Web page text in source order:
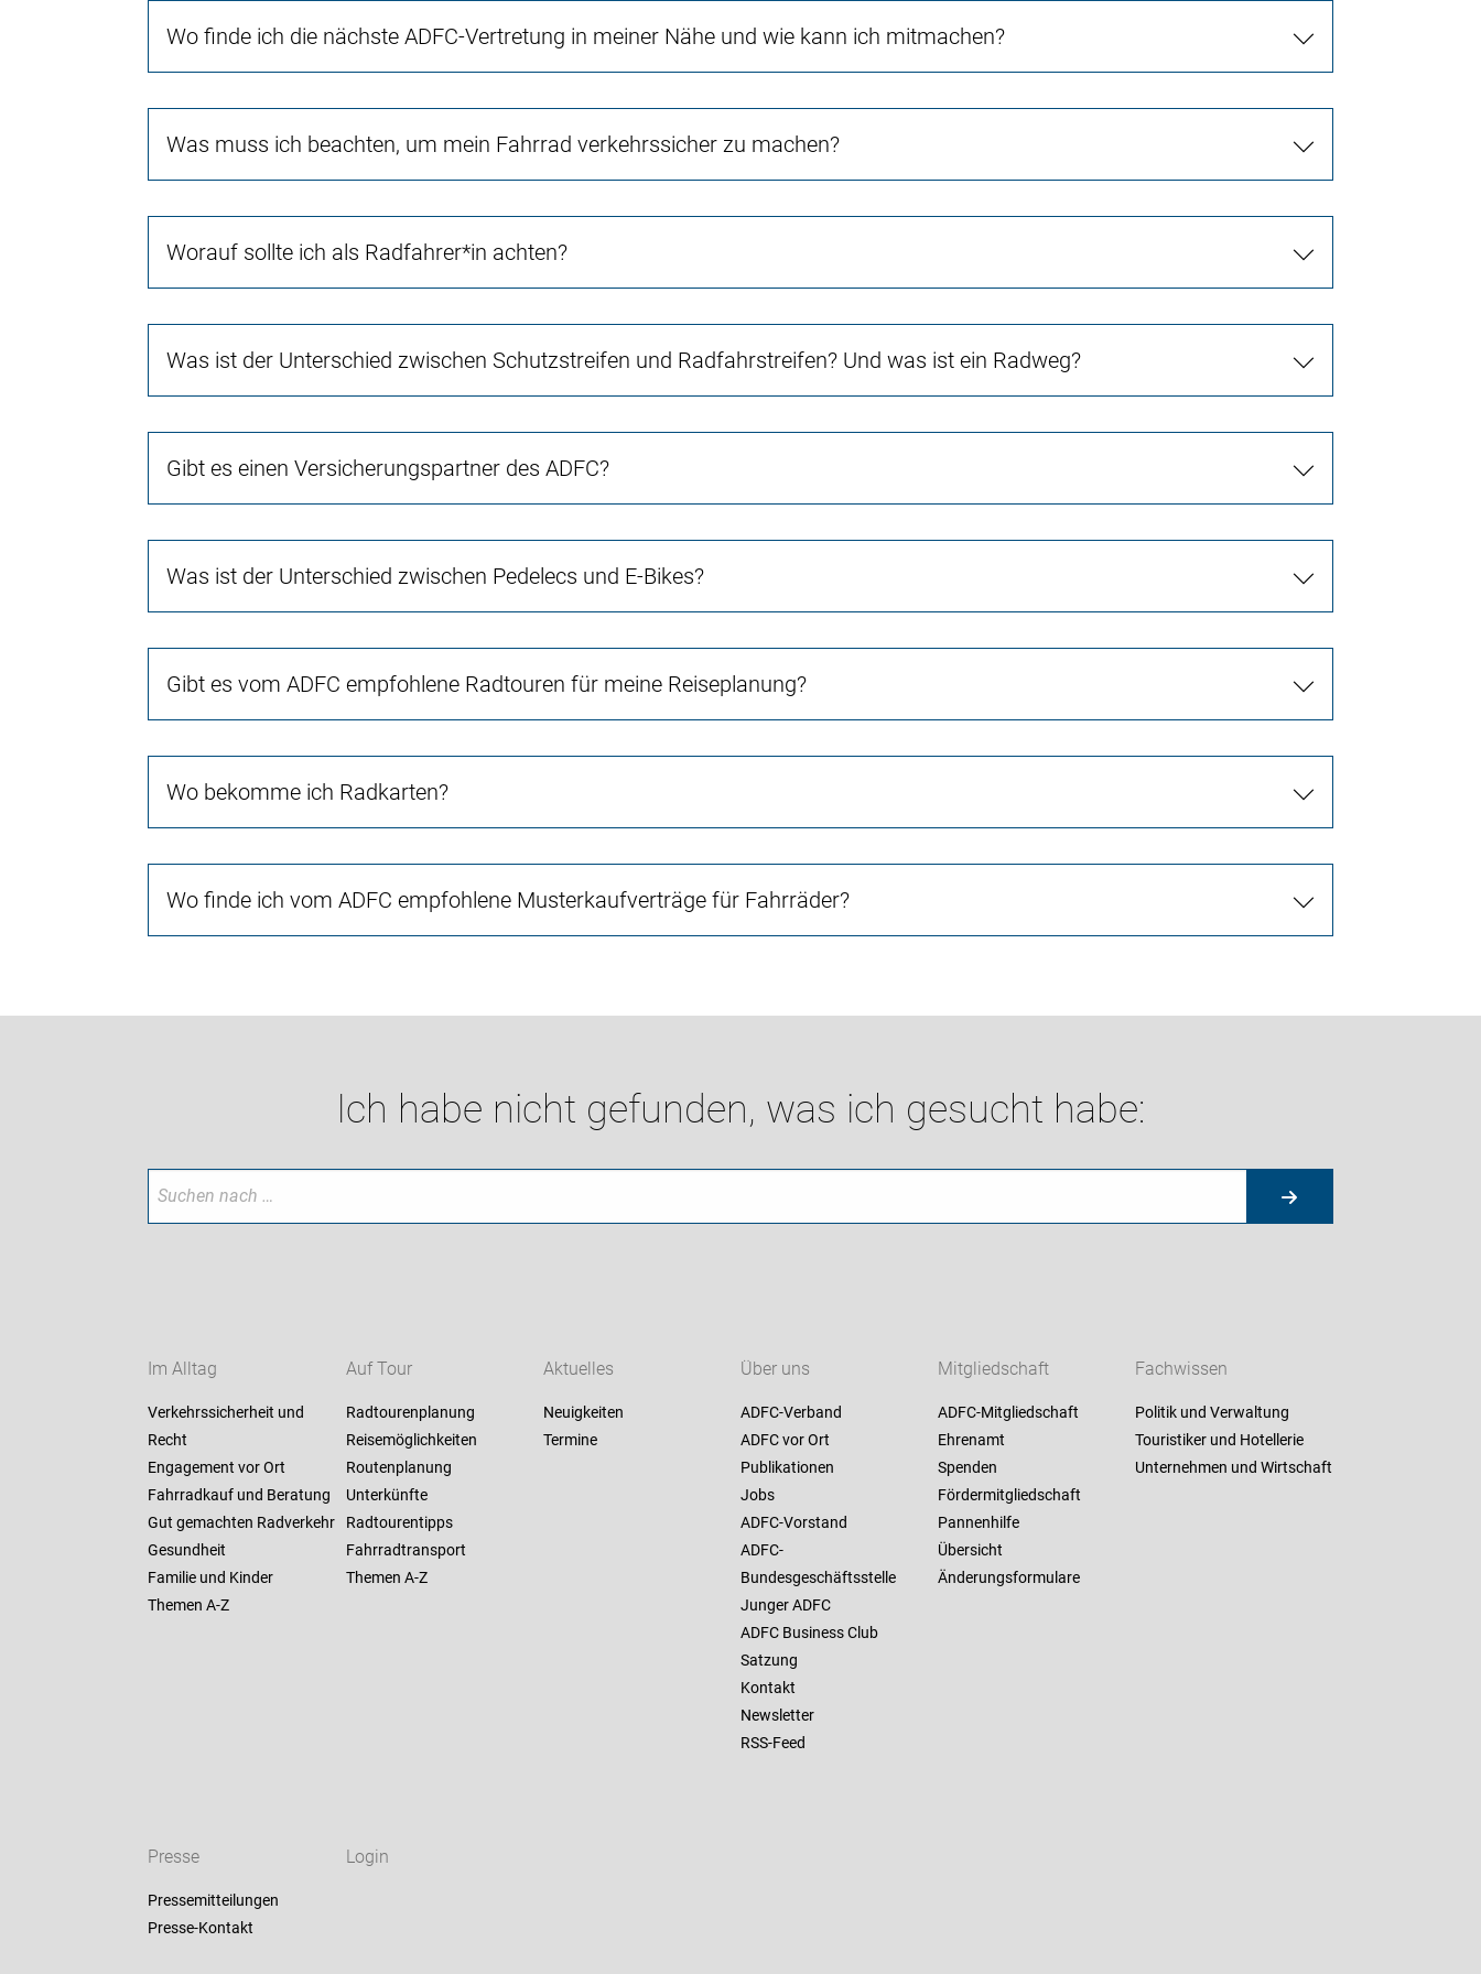
Wo finde ich die nächste ADFC-Vertretung in meiner Nähe und wie kann ich mitmachen?
Was muss ich beachten, um mein Fahrrad verkehrssicher zu machen?
Worauf sollte ich als Radfahrer*in achten?
Was ist der Unterschied zwischen Schutzstreifen und Radfahrstreifen? Und was ist ein Radweg?
Gibt es einen Versicherungspartner des ADFC?
Was ist der Unterschied zwischen Pedelecs und E-Bikes?
Gibt es vom ADFC empfohlene Radtouren für meine Reiseplanung?
Wo bekomme ich Radkarten?
Wo finde ich vom ADFC empfohlene Musterkaufverträge für Fahrräder?
Ich habe nicht gefunden, was ich gesucht habe:
Im Alltag
Verkehrssicherheit und
Recht
Engagement vor Ort
Fahrradkauf und Beratung
Gut gemachten Radverkehr
Gesundheit
Familie und Kinder
Themen A-Z
Auf Tour
Radtourenplanung
Reisemöglichkeiten
Routenplanung
Unterkünfte
Radtourentipps
Fahrradtransport
Themen A-Z
Aktuelles
Neuigkeiten
Termine
Über uns
ADFC-Verband
ADFC vor Ort
Publikationen
Jobs
ADFC-Vorstand
ADFC-
Bundesgeschäftsstelle
Junger ADFC
ADFC Business Club
Satzung
Kontakt
Newsletter
RSS-Feed
Mitgliedschaft
ADFC-Mitgliedschaft
Ehrenamt
Spenden
Fördermitgliedschaft
Pannenhilfe
Übersicht
Änderungsformulare
Fachwissen
Politik und Verwaltung
Touristiker und Hotellerie
Unternehmen und Wirtschaft
Presse
Pressemitteilungen
Presse-Kontakt
Login